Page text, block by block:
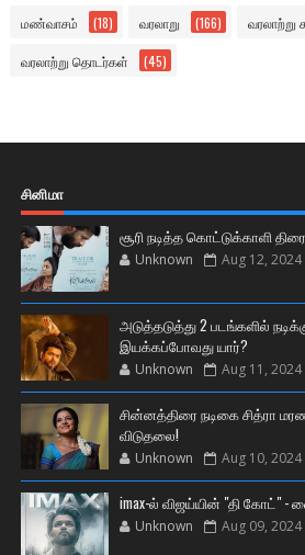
மண்வாசம் (18) வரலாறு (166) வரலாற்று
வரலாற்று தொடர்கள் (45)
சினிமா
சூரி நடித்த கொட்டுக்காளி
Unknown Aug 12, 2024
அடுத்தடுத்து 2 படங்களில்
இயக்கப்போவது யார்?
Unknown Aug 11, 2024
சின்னத்திரை நடிகை சித்ரா
விடுதலை!
Unknown Aug 10, 2024
imax-ல் விஜய்யின் "தி கோட்" -
Unknown Aug 09, 2024